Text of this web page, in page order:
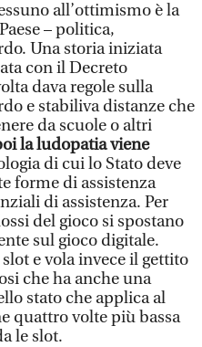
all’ottimismo è la
– politica,
Una storia iniziata
con il Decreto
dava regole sulla
e stabiliva distanze che
da scuole o altri
la ludopatia viene
di cui lo Stato deve
forme di assistenza
di assistenza. Per
del gioco si spostano
sul gioco digitale.
e vola invece il gettito
che ha anche una
stato che applica al
quattro volte più bassa
le slot.